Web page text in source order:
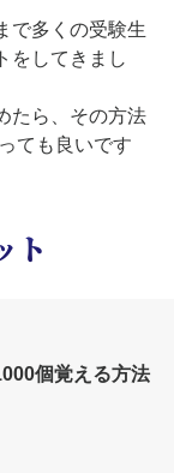
で多くの受験生
をしてきまし
たら、その方法
ても良いです
ト
個覚える方法